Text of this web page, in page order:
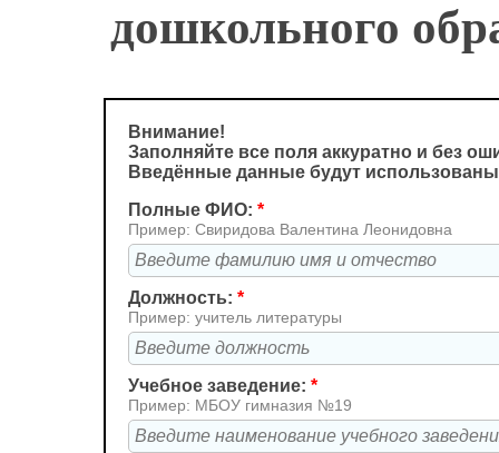
дошкольного
Внимание!
Заполняйте все поля аккуратно и без
Введённые данные будут
Полные ФИО: *
Пример: Свиридова Валентина Леонидовна
Должность: *
Пример: учитель литературы
Учебное заведение: *
Пример: МБОУ гимназия №19